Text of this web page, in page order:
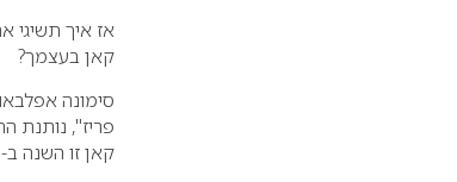
אז איך תשיגי
קאן בעצמך?
סימונה
פריז", נותנת
קאן זו השנה ב-16 ברציפות מסבירה: